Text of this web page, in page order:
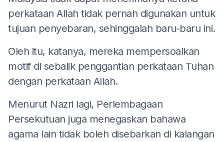
perkataan Allah tidak pernah digunakan untuk
tujuan penyebaran, sehinggalah baru-baru ini.
Oleh itu, katanya, mereka mempersoalkan
motif di sebalik penggantian perkataan Tuhan
dengan perkataan Allah.
Menurut Nazri lagi, Perlembagaan
Persekutuan juga menegaskan bahawa
agama lain tidak boleh disebarkan di kalangan